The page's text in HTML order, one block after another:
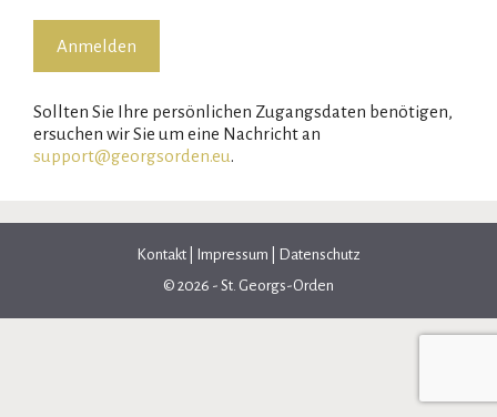
Sollten Sie Ihre persönlichen Zugangsdaten benötigen,
ersuchen wir Sie um eine Nachricht an
support@georgsorden.eu.
Kontakt Impressum
Datenschutz
© 2026 - St. Georgs-Orden